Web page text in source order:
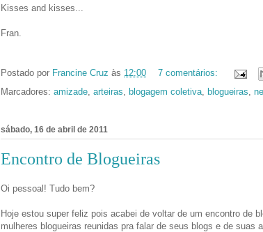
Kisses and kisses...
Fran.
Postado por Francine Cruz às 12:00
7 comentários:
Marcadores: amizade, arteiras, blogagem coletiva, blogueiras,
sábado, 16 de abril de 2011
Encontro de Blogueiras
Oi pessoal! Tudo bem?
Hoje estou super feliz pois acabei de voltar de um encontro de
mulheres blogueiras reunidas pra falar de seus blogs e de suas